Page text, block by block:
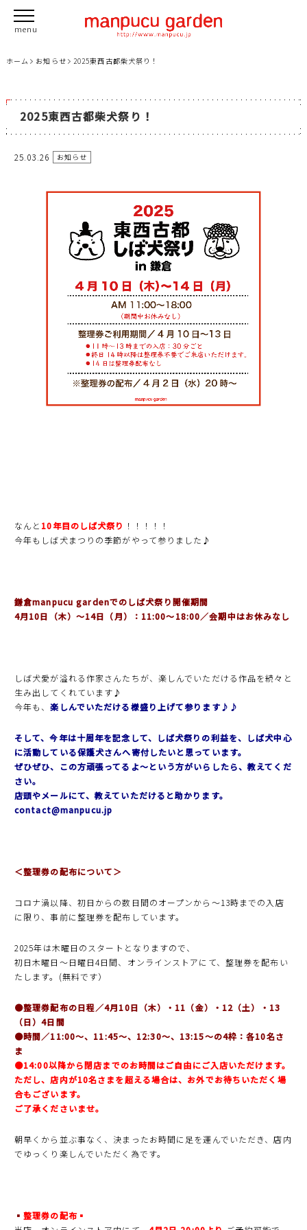
ホーム お知らせ 2025東西古都柴犬祭り！
2025東西古都柴犬祭り！
25.03.26 お知らせ
なんと 10年目のしば犬祭り ！！！！！
今年もしば犬まつりの季節がやって参りました♪
鎌倉manpucu gardenでのしば犬祭り開催期間
4月10日（木）〜14日（月）：11:00〜18:00／会期中はお休みなし
しば犬愛が溢れる作家さんたちが、楽しんでいただける作品を続々と
生み出してくれています♪
今年も、楽しんでいただける様盛り上げて参ります♪♪
そして、今年は十周年を記念して、しば犬祭りの利益を、しば犬中心
に活動している保護犬さんへ寄付したいと思っています。
ぜひぜひ、この方頑張ってるよ〜という方がいらしたら、教えてくだ
さい。
店頭やメールにて、教えていただけると助かります。
contact@manpucu.jp
＜整理券の配布について＞
コロナ渦以降、初日からの数日間のオープンから〜13時までの入店
に限り、事前に整理券を配布しています。
2025年は木曜日のスタートとなりますので、
初日木曜日〜日曜日4日間、オンラインストアにて、整理券を配布い
たします。(無料です）
●整理券配布の日程／4月10日（木）・11（金）・12（土）・13
（日）4日間
●時間／11:00〜、11:45〜、12:30〜、13:15〜の4枠：各10名さ
ま
●14:00以降から閉店までのお時間はご自由にご入店いただけます。
ただし、店内が10名さまを超える場合は、お外でお待ちいただく場
合もございます。
ご了承くださいませ。
朝早くから並ぶ事なく、決まったお時間に足を運んでいただき、店内
でゆっくり楽しんでいただく為です。
▪️整理券の配布▪️